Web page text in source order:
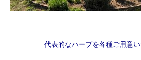
代表的なハーブを各種ご用意い